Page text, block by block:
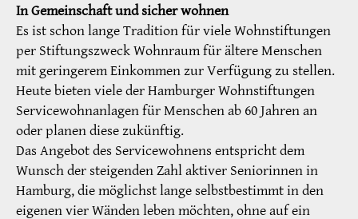
In Gemeinschaft und sicher wohnen
Es ist schon lange Tradition für viele Wohnstiftungen
per Stiftungszweck Wohnraum für ältere Menschen
mit geringerem Einkommen zur Verfügung zu stellen.
Heute bieten viele der Hamburger Wohnstiftungen
Servicewohnanlagen für Menschen ab 60 Jahren an
oder planen diese zukünftig.
Das Angebot des Servicewohnens entspricht dem
Wunsch der steigenden Zahl aktiver Seniorinnen in
Hamburg, die möglichst lange selbstbestimmt in den
eigenen vier Wänden leben möchten, ohne auf ein